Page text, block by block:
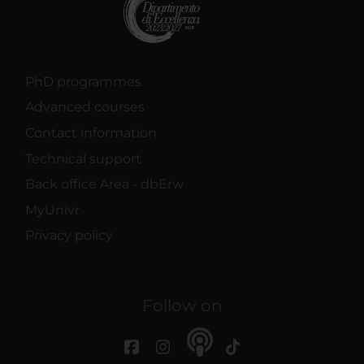
PhD programmes
Advanced courses
Contact information
Technical support
Back office Area - dbErw
MyUnivr
Privacy policy
Follow on